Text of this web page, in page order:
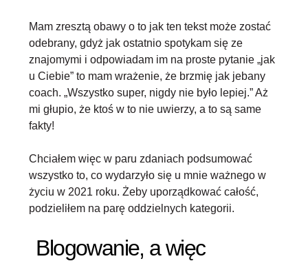
Mam zresztą obawy o to jak ten tekst może zostać
odebrany, gdyż jak ostatnio spotykam się ze
znajomymi i odpowiadam im na proste pytanie „jak
u Ciebie” to mam wrażenie, że brzmię jak jebany
coach. „Wszystko super, nigdy nie było lepiej.” Aż
mi głupio, że ktoś w to nie uwierzy, a to są same
fakty!
Chciałem więc w paru zdaniach podsumować
wszystko to, co wydarzyło się u mnie ważnego w
życiu w 2021 roku. Żeby uporządkować całość,
podzieliłem na parę oddzielnych kategorii.
Blogowanie, a więc